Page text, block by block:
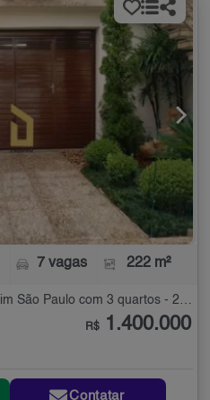
7 vagas 222 m²
Casa Térrea à Venda no Jardim São Paulo com 3 quartos - 222 m²
R$ 1.400.000
Contatar